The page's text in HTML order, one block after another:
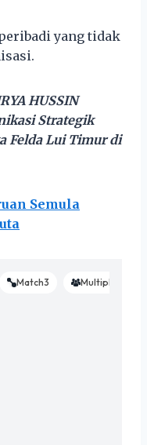
yang tidak
HUSSIN
Strategik
Felda Lui Timur di
Semula